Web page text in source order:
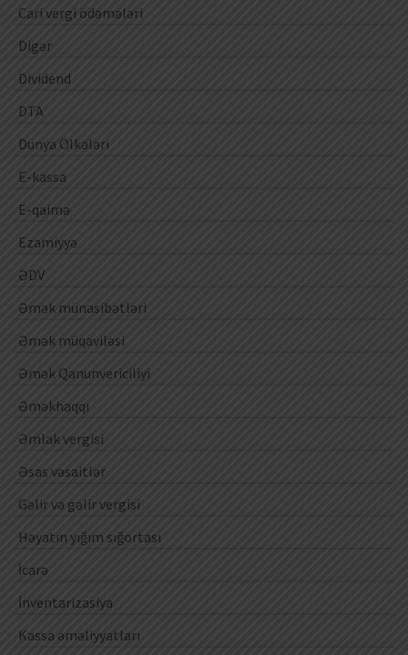
Cari vergi ödəmələri
Digər
Dividend
DTA
Dünya Ölkələri
E-kassa
E-qaimə
Ezamiyyə
ƏDV
Əmək münasibətləri
Əmək müqaviləsi
Əmək Qanunvericiliyi
Əməkhaqqı
Əmlak vergisi
Əsas vəsaitlər
Gəlir və gəlir vergisi
Həyatın yığım sığortası
İcarə
İnventarizasiya
Kassa əməliyyatları